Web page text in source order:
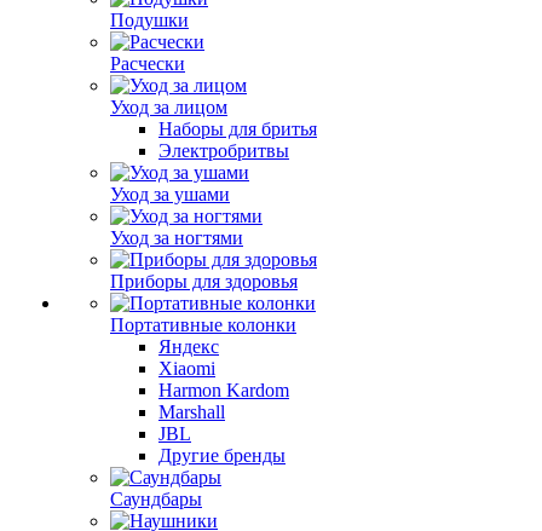
Подушки
Расчески
Уход за лицом
Наборы для бритья
Электробритвы
Уход за ушами
Уход за ногтями
Приборы для здоровья
Портативные колонки
Яндекс
Xiaomi
Harmon Kardom
Marshall
JBL
Другие бренды
Саундбары